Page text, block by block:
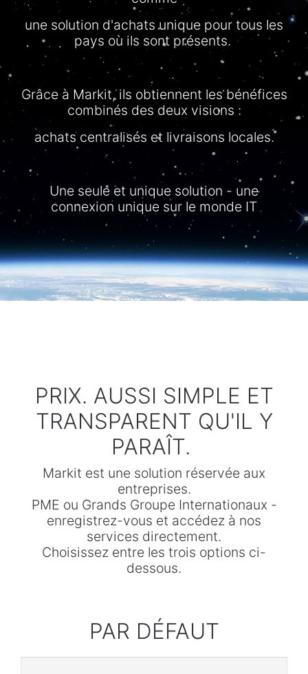
une solution d'achatsunique pour tous les
pays où ils sont présents.
Grâceà Markit,ils obtiennent lesbénéfices
combinés des deux visions :
achats centralisés et livraisons locales.
Une seule et unique solution - une
connexion unique sur le monde IT
PRIX. AUSSI SIMPLE ET
TRANSPARENT QU'IL Y
PARAÎT.
Markit est une solution réservée aux
entreprises.
PME ou Grands Groupe Internationaux -
enregistrez-vous et accédez à nos
services directement.
Choisissez entre les trois options ci-
dessous.
PAR DÉFAUT